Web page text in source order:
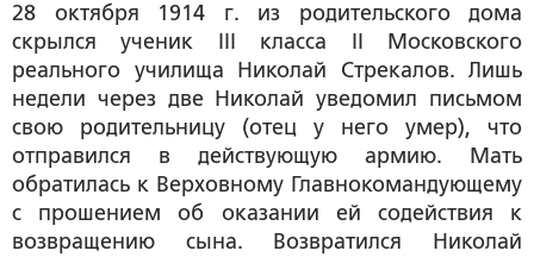
28 октября 1914 г. из родительского дома
скрылся ученик III класса II Московского
реального училища Николай Стрекалов. Лишь
недели через две Николай уведомил письмом
свою родительницу (отец у него умер), что
отправился в действующую армию. Мать
обратилась к Верховному Главнокомандующему
с прошением об оказании ей содействия к
возвращению сына. Возвратился Николай